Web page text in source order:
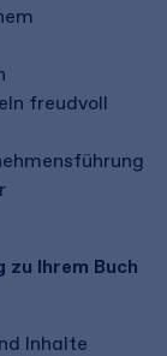
freudvoll
Ihrem Buch
Inhalte